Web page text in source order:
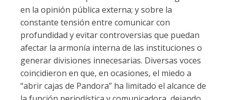
en la opinión pública externa; y sobre la
constante tensión entre comunicar con
profundidad y evitar controversias que puedan
afectar la armonía interna de las instituciones o
generar divisiones innecesarias. Diversas voces
coincidieron en que, en ocasiones, el miedo a
“abrir cajas de Pandora” ha limitado el alcance de